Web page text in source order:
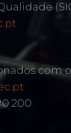
com
200